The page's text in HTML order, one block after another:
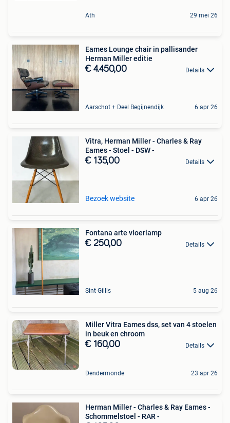
Ath 29 mei 26
Eames Lounge chair in pallisander
Herman Miller editie
€ 4.450,00 Details
Aarschot + Deel Begijnendijk 6 apr 26
Vitra, Herman Miller - Charles & Ray
Eames - Stoel - DSW -
€ 135,00 Details
Bezoek website 6 apr 26
Fontana arte vloerlamp
€ 250,00 Details
Sint-Gillis 5 aug 26
Miller Vitra Eames dss, set van 4 stoelen
in beuk en chroom
€ 160,00 Details
Dendermonde 23 apr 26
Herman Miller - Charles & Ray Eames -
Schommelstoel - RAR -